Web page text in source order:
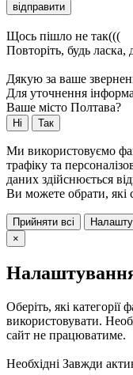
відправити
Щось пішло не так(((
Повторіть, будь ласка,
Дякую за ваше
Для уточнення
Ваше місто Полтава?
Ні Так
Ми використовуємо
трафіку та
даних здійснюється
Ви можете обрати, які
Прийняти всі
×
Оберіть, які категорії
використовувати.
сайт не працюватиме.
Необхідні Завжди